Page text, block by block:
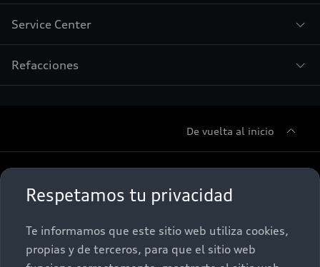
Respetamos tu privacidad
Te informamos que este sitio web utiliza cookies,
propias y de terceros, para que el sitio web
Service Center
Refacciones
De vuelta al inicio
Sobre Nosotros
Nuestras Promociones
Postventa